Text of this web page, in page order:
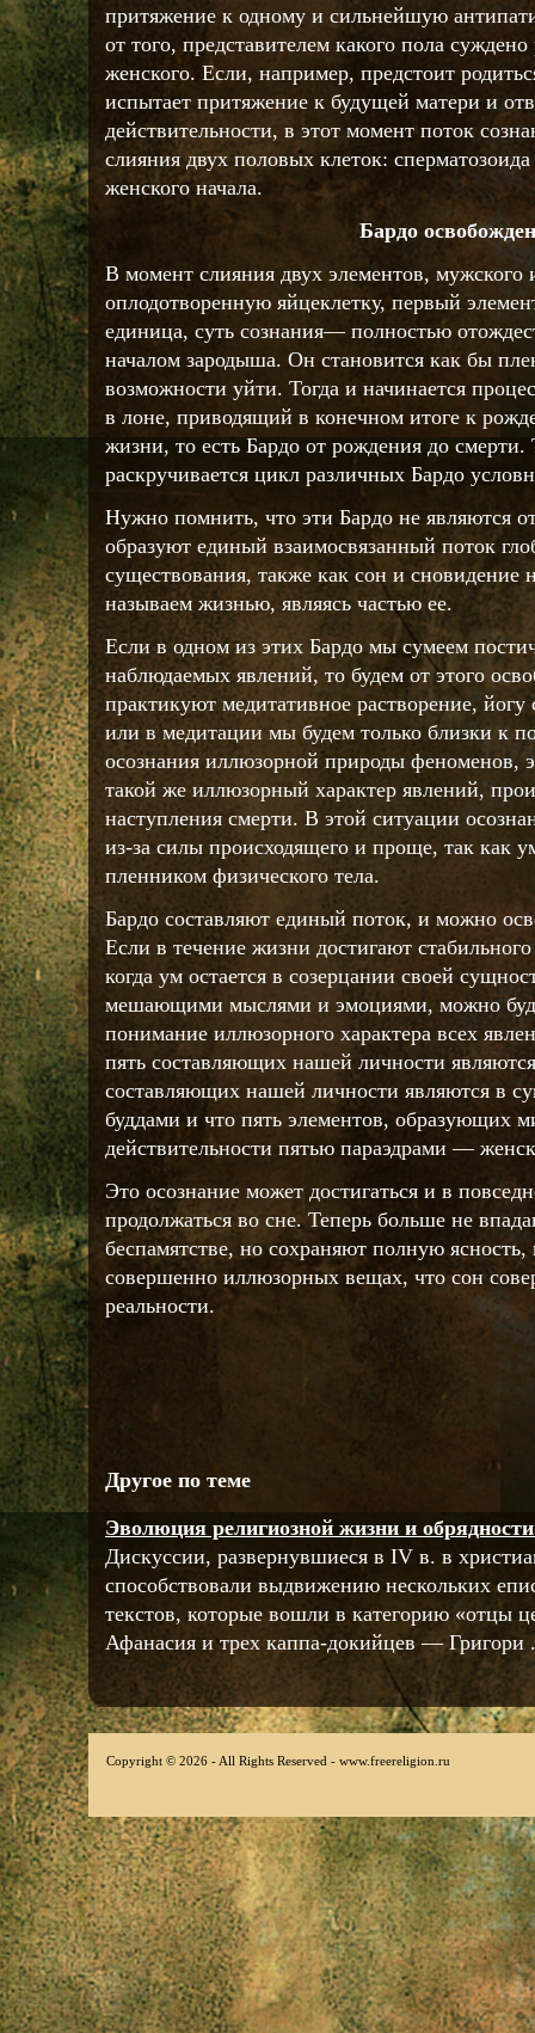
притяжение к одному и сильнейшую
от того, представителем какого пола
женского. Если, например, предстоит
испытает притяжение к будущей матери и
действительности, в этот момент поток
слияния двух половых клеток:
женского начала.
Бардо
В момент слияния двух элементов,
оплодотворенную яйцеклетку, первый
единица, суть сознания— полностью
началом зародыша. Он становится как бы
возможности уйти. Тогда и начинается
в лоне, приводящий в конечном итоге к
жизни, то есть Бардо от рождения до смерти.
раскручивается цикл различных Бардо
Нужно помнить, что эти Бардо не являются
образуют единый взаимосвязанный поток
существования, также как сон и сновидение
называем жизнью, являясь частью ее.
Если в одном из этих Бардо мы сумеем
наблюдаемых явлений, то будем от этого
практикуют медитативное растворение,
или в медитации мы будем только близки к
осознания иллюзорной природы феноменов,
такой же иллюзорный характер явлений,
наступления смерти. В этой ситуации
из-за силы происходящего и проще, так как
пленником физического тела.
Бардо составляют единый поток, и можно
Если в течение жизни достигают
когда ум остается в созерцании своей
мешающими мыслями и эмоциями, можно
понимание иллюзорного характера всех
пять составляющих нашей личности
составляющих нашей личности являются в
буддами и что пять элементов, образующих
действительности пятью параэдрами —
Это осознание может достигаться и в
продолжаться во сне. Теперь больше не
беспамятстве, но сохраняют полную
совершенно иллюзорных вещах, что сон
реальности.
Другое по теме
Эволюция религиозной жизни и
Дискуссии, развернувшиеся в IV в. в
способствовали выдвижению нескольких
текстов, которые вошли в категорию «отцы
Афанасия и трех каппа-докийцев — Григори
Copyright © 2026 - All Rights Reserved - www.freereligion.ru